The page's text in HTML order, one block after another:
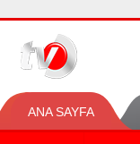
ANA SAYFA